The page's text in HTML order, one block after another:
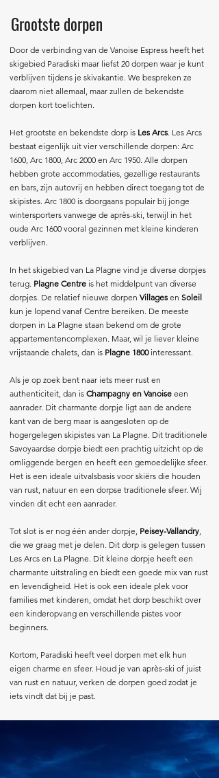
Grootste dorpen
Door de verbinding van de Vanoise Espress heeft het
skigebied Paradiski maar liefst 20 dorpen waar je kunt
verblijven tijdens je skivakantie. We bespreken ze
daarom niet allemaal, maar zullen de bekendste
dorpen kort toelichten.
Het grootste en bekendste dorp is Les Arcs. Les Arcs
bestaat eigenlijk uit vier verschillende dorpen: Arc
1600, Arc 1800, Arc 2000 en Arc 1950. Alle dorpen
hebben grote accommodaties, gezellige restaurants
en bars, zijn autovrij en hebben direct toegang tot de
skipistes. Arc 1800 is doorgaans populair bij jonge
wintersporters vanwege de après-ski, terwijl in het
oude Arc 1600 vooral gezinnen met kleine kinderen
verblijven.
In het skigebied van La Plagne vind je diverse dorpjes
terug. Plagne Centre is het middelpunt van diverse
dorpjes. De relatief nieuwe dorpen Villages en Soleil
kun je lopend vanaf Centre bereiken. De meeste
dorpen in La Plagne staan bekend om de grote
appartementencomplexen. Maar, wil je liever kleine
vrijstaande chalets, dan is Plagne 1800interessant.
Als je op zoek bent naar iets meer rust en
authenticiteit, dan is Champagny en Vanoise een
aanrader. Dit charmante dorpje ligt aan de andere
kant van de berg maar is aangesloten op de
hogergelegen skipistes van La Plagne. Dit traditionele
Savoyaardse dorpje biedt een prachtig uitzicht op de
omliggende bergen en heeft een gemoedelijke sfeer.
Het is een ideale uitvalsbasis voor skiërs die houden
van rust, natuur en een dorpse traditionele sfeer. Wij
vinden dit echt een aanrader.
Tot slot is er nog één ander dorpje, Peisey-Vallandry,
die we graag met je delen. Dit dorp is gelegen tussen
Les Arcs en La Plagne. Dit kleine dorpje heeft een
charmante uitstraling en biedt een goede mix van rust
en levendigheid. Het is ook een ideale plek voor
families met kinderen, omdat het dorp beschikt over
een kinderopvang en verschillende pistes voor
beginners.
Kortom, Paradiski heeft veel dorpen met elk hun
eigen charme en sfeer. Houd je van après-ski of juist
van rust en natuur, verken de dorpen goed zodat je
iets vindt dat bij je past.